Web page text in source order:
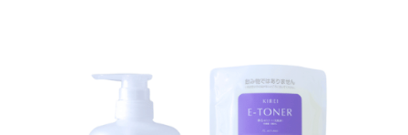
person 新規会員登録
カテゴリーから探す